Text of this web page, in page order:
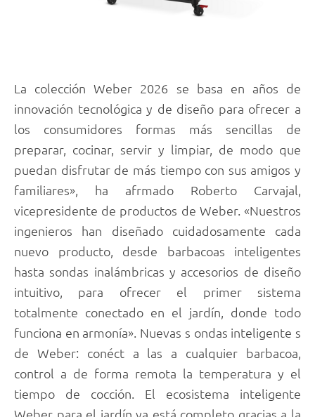
La colección Weber 2026 se basa en años de
innovación tecnológica y de diseño para ofrecer a
los consumidores formas más sencillas de
preparar, cocinar, servir y limpiar, de modo que
puedan disfrutar de más tiempo con sus amigos y
familiares», ha afrmado Roberto Carvajal,
vicepresidente de productos de Weber. «Nuestros
ingenieros han diseñado cuidadosamente cada
nuevo producto, desde barbacoas inteligentes
hasta sondas inalámbricas y accesorios de diseño
intuitivo, para ofrecer el primer sistema
totalmente conectado en el jardín, donde todo
funciona en armonía». Nuevas s ondas inteligente s
de Weber: conéct a las a cualquier barbacoa,
control a de forma remota la temperatura y el
tiempo de cocción. El ecosistema inteligente
Weber para el jardín ya está completo gracias a la